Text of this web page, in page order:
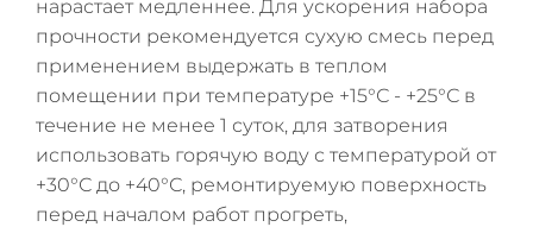
нарастает медленнее. Для ускорения набора
прочности рекомендуется сухую смесь перед
применением выдержать в теплом
помещении при температуре +15°С - +25°С в
течение не менее 1 суток, для затворения
использовать горячую воду с температурой от
+30°С до +40°С, ремонтируемую поверхность
перед началом работ прогреть,